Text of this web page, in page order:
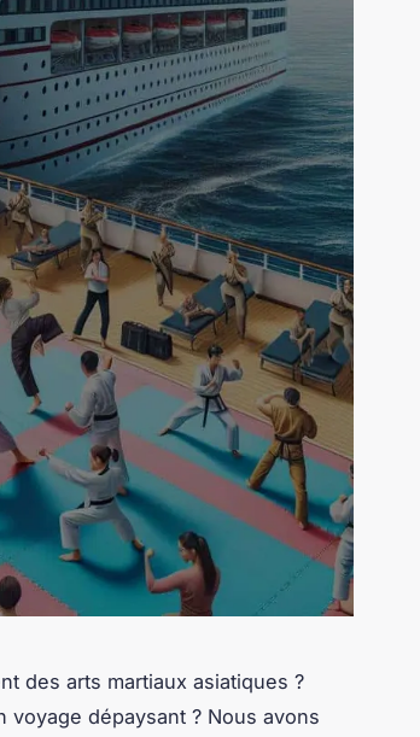
des arts martiaux asiatiques ?
dépaysant ? Nous avons